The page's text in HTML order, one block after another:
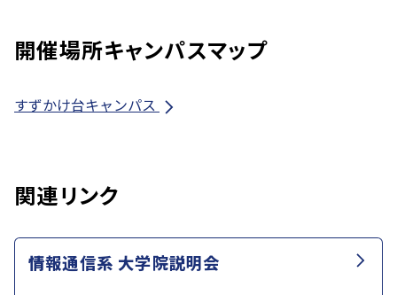
開催場所キャンパスマップ
すずかけ台キャンパス
関連リンク
情報通信系 大学院説明会